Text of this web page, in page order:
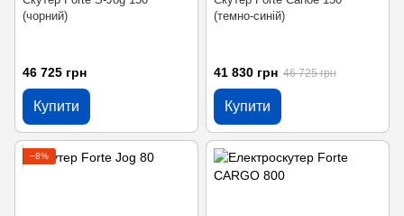
(чорний)
46 725 грн
Купити
(темно-синій)
41 830 грн 46 725 грн
Купити
−8%